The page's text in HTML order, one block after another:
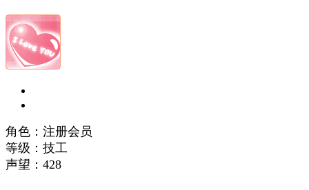
角色：注册会员
等级：技工
声望： 428